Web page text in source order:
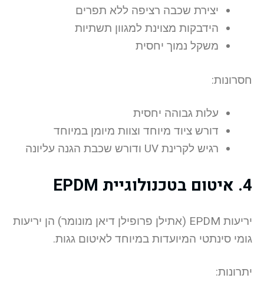
יצירת שכבה רציפה ללא תפרים
הידבקות מצוינת למגוון תשתיות
משקל נמוך יחסית
חסרונות:
עלות גבוהה יחסית
דורש ציוד מיוחד וצוות מיומן במיוחד
רגיש לקרינת UV ודורש שכבת הגנה עליונה
4. איטום בטכנולוגיית EPDM
יריעות EPDM (אתילן פרופילן דיאן מונומר) הן יריעות
גומי סינתטי המיועדות במיוחד לאיטום גגות.
יתרונות: